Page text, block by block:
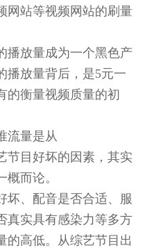
网站等视频网站的刷量
播放量成为一个黑色产
播放量背后，是5元一
的衡量视频质量的初
流量是从
节目好坏的因素，其实
而论。
坏、配音是否合适、服
真实具有感染力等多方
的高低。从综艺节目出